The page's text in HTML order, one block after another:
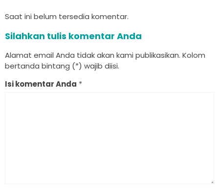
Saat ini belum tersedia komentar.
Silahkan tulis komentar Anda
Alamat email Anda tidak akan kami publikasikan. Kolom
bertanda bintang (*) wajib diisi.
Isi komentar Anda *